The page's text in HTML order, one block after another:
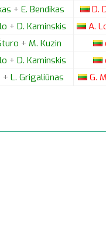
+ E. Bendikas D.
+ D. Kaminskis A.
+ M. Kuzin
+ D. Kaminskis
+ L. Grigaliūnas G.